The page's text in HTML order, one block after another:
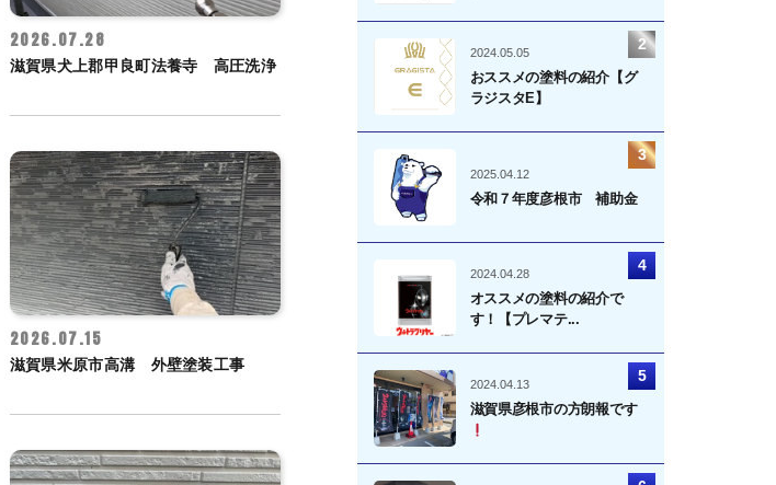
2026.07.28
滋賀県犬上郡甲良町法養寺 高圧洗浄
2026.07.15
滋賀県米原市高溝 外壁塗装工事
2024.05.05
おススメの塗料の紹介【グ
ラジスタE】
2025.04.12
令和７年度彦根市 補助金
2024.04.28
オススメの塗料の紹介で
す！【プレマテ...
2024.04.13
滋賀県彦根市の方朗報です